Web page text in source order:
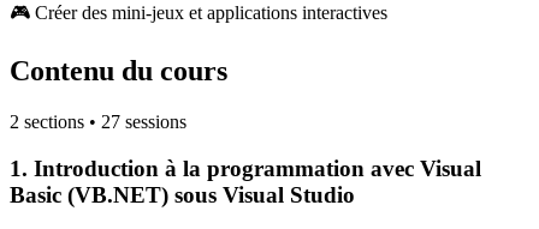
🎮 Créer des mini-jeux et applications interactives
Contenu du cours
2 sections • 27 sessions
1. Introduction à la programmation avec Visual
Basic (VB.NET) sous Visual Studio